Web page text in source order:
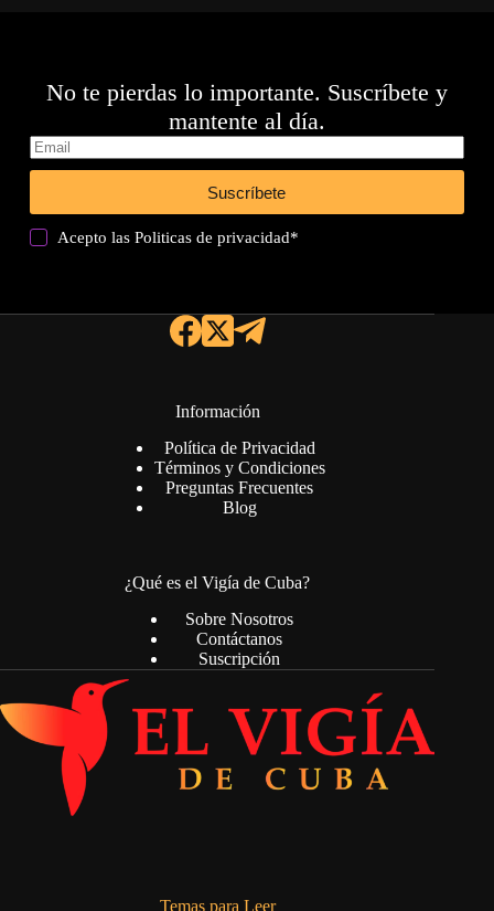
No te pierdas lo importante. Suscríbete y
mantente al día.
Suscríbete
Acepto lasPoliticas de privacidad*
Información
Política de Privacidad
Términos y Condiciones
Preguntas Frecuentes
Blog
¿Qué es el Vigía de Cuba?
Sobre Nosotros
Contáctanos
Suscripción
Temas para Leer